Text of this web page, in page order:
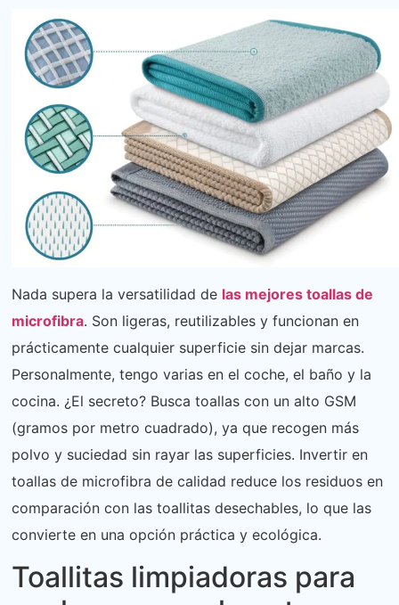
Nada supera la versatilidad de las mejores toallas de
microfibra. Son ligeras, reutilizables y funcionan en
prácticamente cualquier superficie sin dejar marcas.
Personalmente, tengo varias en el coche, el baño y la
cocina. ¿El secreto? Busca toallas con un alto GSM
(gramos por metro cuadrado), ya que recogen más
polvo y suciedad sin rayar las superficies. Invertir en
toallas de microfibra de calidad reduce los residuos en
comparación con las toallitas desechables, lo que las
convierte en una opción práctica y ecológica.
Toallitas limpiadoras para